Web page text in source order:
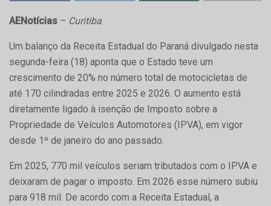
AENotícias – Curitiba
Um balanço da Receita Estadual do Paraná divulgado nesta
segunda-feira (18) aponta que o Estado teve um
crescimento de 20% no número total de motocicletas de
até 170 cilindradas entre 2025 e 2026. O aumento está
diretamente ligado à isenção de Imposto sobre a
Propriedade de Veículos Automotores (IPVA), em vigor
desde 1º de janeiro do ano passado.
Em 2025, 770 mil veículos seriam tributados com o IPVA e
deixaram de pagar o imposto. Em 2026 esse número subiu
para 918 mil. De acordo com a Receita Estadual, a